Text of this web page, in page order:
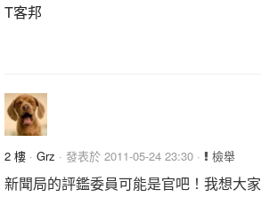
T客邦
2 樓 · Grz · 發表於 2011-05-24 23:30 · 檢舉
新聞局的評鑑委員可能是官吧！我想大